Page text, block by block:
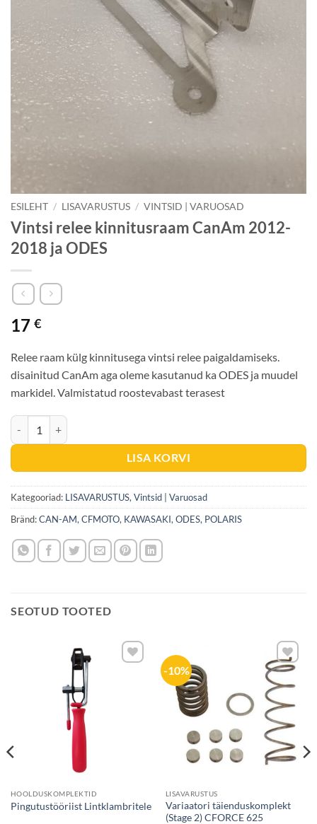
ESILEHT / LISAVARUSTUS / VINTSID | VARUOSAD
Vintsi relee kinnitusraam CanAm 2012-
2018 ja ODES
17 €
Relee raam külg kinnitusega vintsi relee paigaldamiseks.
disainitud CanAm aga oleme kasutanud ka ODES ja muudel
markidel. Valmistatud roostevabast terasest
Vintsi relee kinnitusraam CanAm 2012-2018 ja ODES kogus
LISA KORVI
Kategooriad: LISAVARUSTUS,Vintsid | Varuosad
Bränd:CAN-AM,CFMOTO, KAWASAKI,ODES, POLARIS
SEOTUD TOOTED
HOOLDUSKOMPLEKTID
Pingutustööriist Lintklambritele
-10%
Lisa
soovide
nimekirja
LISAVARUSTUS
Variaatori täienduskomplekt
(Stage 2) CFORCE 625